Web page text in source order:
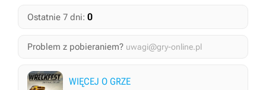
Ostatnie 7 dni: 0
Problem z pobieraniem? uwagi@gry-online.pl
WIĘCEJ O GRZE